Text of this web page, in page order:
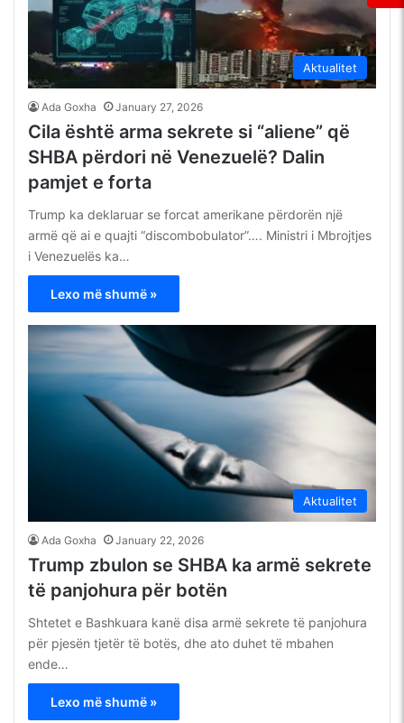
Aktualitet
Ada Goxha January 27, 2026
Cila është arma sekrete si “aliene” që
SHBA përdori në Venezuelë? Dalin
pamjet e forta
Trump ka deklaruar se forcat amerikane përdorën një
armë që ai e quajti “discombobulator”…. Ministri i Mbrojtjes
i Venezuelës ka…
Lexo më shumë »
Aktualitet
Ada Goxha January 22, 2026
Trump zbulon se SHBA ka armë sekrete
të panjohura për botën
Shtetet e Bashkuara kanë disa armë sekrete të panjohura
për pjesën tjetër të botës, dhe ato duhet të mbahen
ende…
Lexo më shumë »